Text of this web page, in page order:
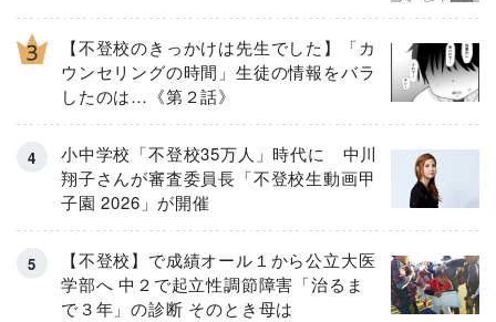
【不登校のきっかけは先生でした】「カ
ウンセリングの時間」生徒の情報をバラ
したのは…《第２話》
小中学校「不登校35万人」時代に 中川
翔子さんが審査委員長「不登校生動画甲
子園 2026」が開催
【不登校】で成績オール１から公立大医
学部へ 中２で起立性調節障害「治るま
で３年」の診断 そのとき母は